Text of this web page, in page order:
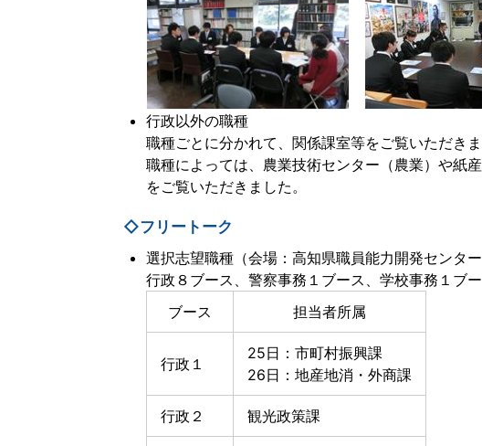
行政以外の職種
職種ごとに分かれて、関係課室等をご覧いただきま
職種によっては、農業技術センター（農業）や紙
をご覧いただきました。
◇フリートーク
選択志望職種（会場：高知県職員能力開発センター
行政８ブース、警察事務１ブース、学校事務１ブ
ブース
担当者所属
行政１
25日：市町村振興課
26日：地産地消・外商課
行政２ 観光政策課